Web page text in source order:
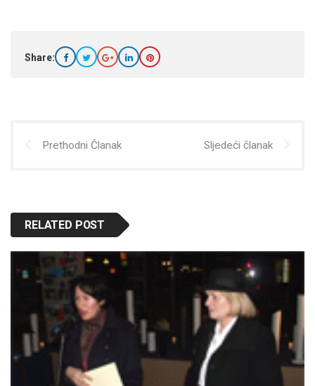
Share:
Prethodni Članak Sljedeći članak
RELATED POST